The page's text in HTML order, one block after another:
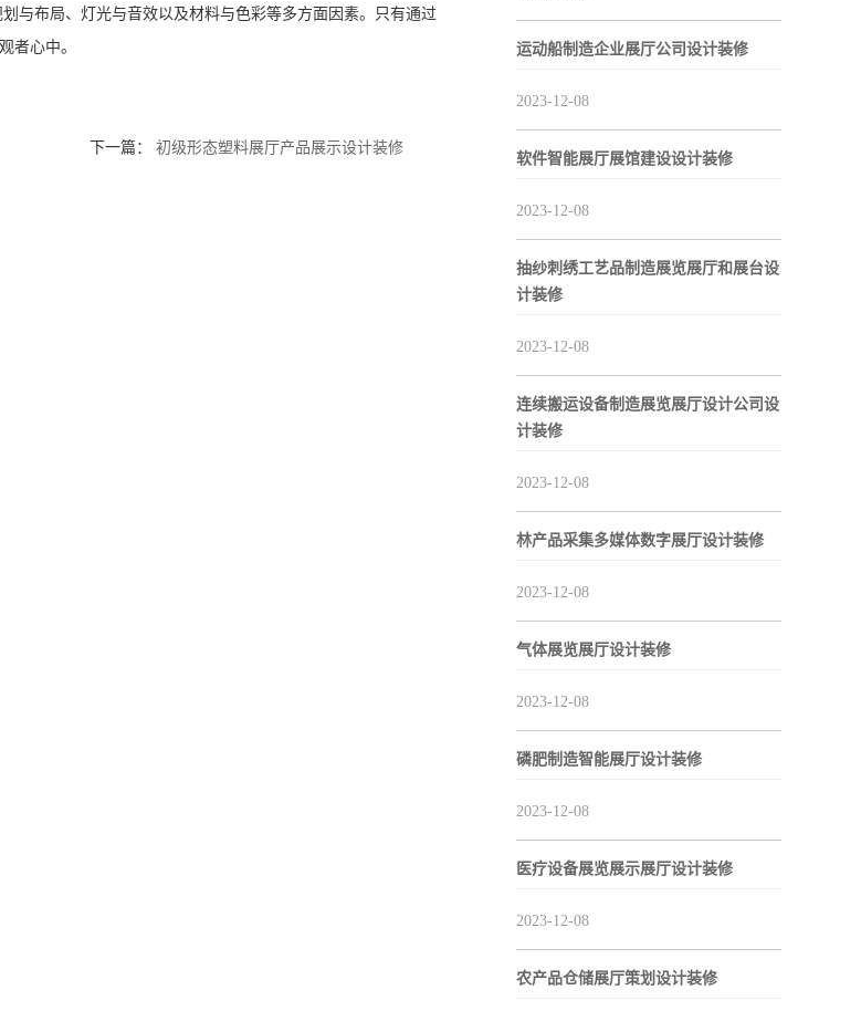
与布局、灯光与音效以及材料与色彩等多方面因素。只有通过
者心中。
下一篇： 初级形态塑料展厅产品展示设计装修
运动船制造企业展厅公司设计装修
2023-12-08
软件智能展厅展馆建设设计装修
2023-12-08
抽纱刺绣工艺品制造展览展厅和展台设
计装修
2023-12-08
连续搬运设备制造展览展厅设计公司设
计装修
2023-12-08
林产品采集多媒体数字展厅设计装修
2023-12-08
气体展览展厅设计装修
2023-12-08
磷肥制造智能展厅设计装修
2023-12-08
医疗设备展览展示展厅设计装修
2023-12-08
农产品仓储展厅策划设计装修